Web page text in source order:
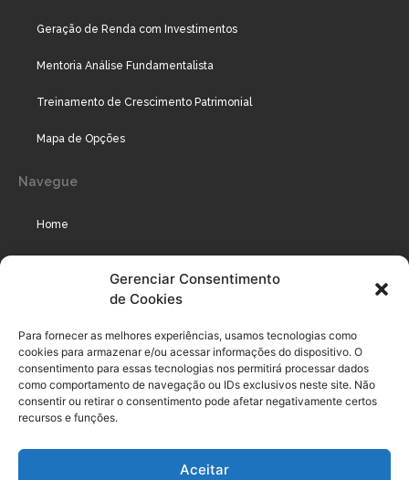
Gerenciar Consentimento
de Cookies
Para fornecer as melhores experiências, usamos tecnologias como
cookies para armazenar e/ou acessar informações do dispositivo. O
consentimento para essas tecnologias nos permitirá processar dados
como comportamento de navegação ou IDs exclusivos neste site. Não
consentir ou retirar o consentimento pode afetar negativamente certos
recursos e funções.
Aceitar
Geração de Renda com Investimentos
Mentoria Análise Fundamentalista
Treinamento de Crescimento Patrimonial
Mapa de Opções
Navegue
Home
Podcast
Legal
Termo de uso do usuário e assinante